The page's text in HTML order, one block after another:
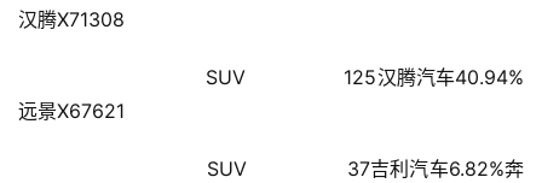
商
汉腾X71308
远景X67621